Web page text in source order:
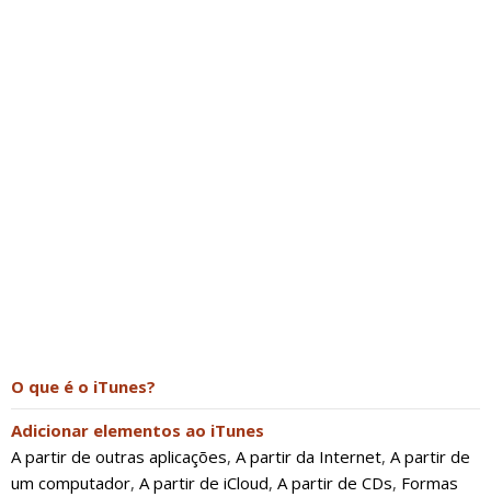
O que é o iTunes?
Adicionar elementos ao iTunes
A partir de outras aplicações, A partir da Internet, A partir de
um computador, A partir de iCloud, A partir de CDs, Formas